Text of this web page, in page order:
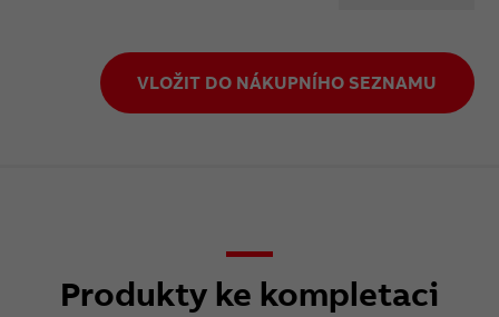
VLOŽIT DO NÁKUPNÍHO SEZNAMU
Produkty ke kompletaci